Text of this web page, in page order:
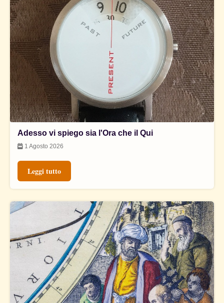
Adesso vi spiego sia l'Ora che il Qui
1 Agosto 2026
Leggi tutto